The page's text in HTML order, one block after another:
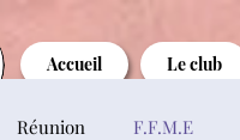
Accueil Le club
Réunion F.F.M.E